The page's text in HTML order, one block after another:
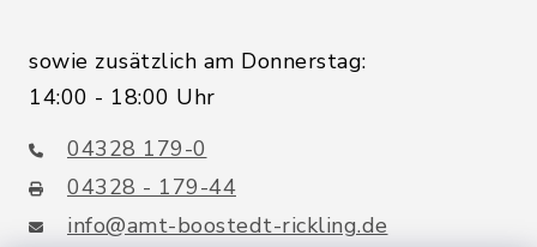
sowie zusätzlich am Donnerstag:
14:00 - 18:00 Uhr
04328 179-0
04328 - 179-44
info@amt-boostedt-rickling.de